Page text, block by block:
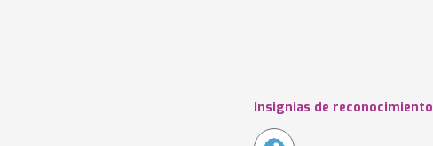
Insignias de reconocimiento